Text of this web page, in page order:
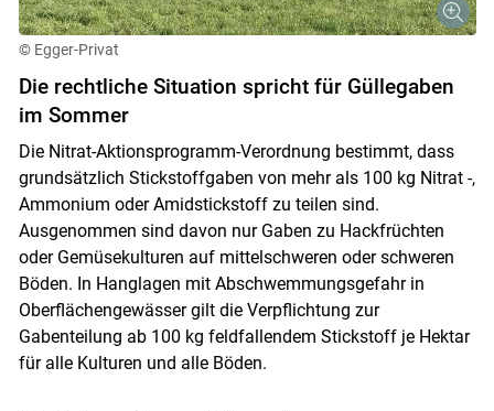
© Egger-Privat
Die rechtliche Situation spricht für Güllegaben
im Sommer
Die Nitrat-Aktionsprogramm-Verordnung bestimmt, dass
grundsätzlich Stickstoffgaben von mehr als 100 kg Nitrat -,
Ammonium oder Amidstickstoff zu teilen sind.
Ausgenommen sind davon nur Gaben zu Hackfrüchten
oder Gemüsekulturen auf mittelschweren oder schweren
Böden. In Hanglagen mit Abschwemmungsgefahr in
Oberflächengewässer gilt die Verpflichtung zur
Gabenteilung ab 100 kg feldfallendem Stickstoff je Hektar
für alle Kulturen und alle Böden.